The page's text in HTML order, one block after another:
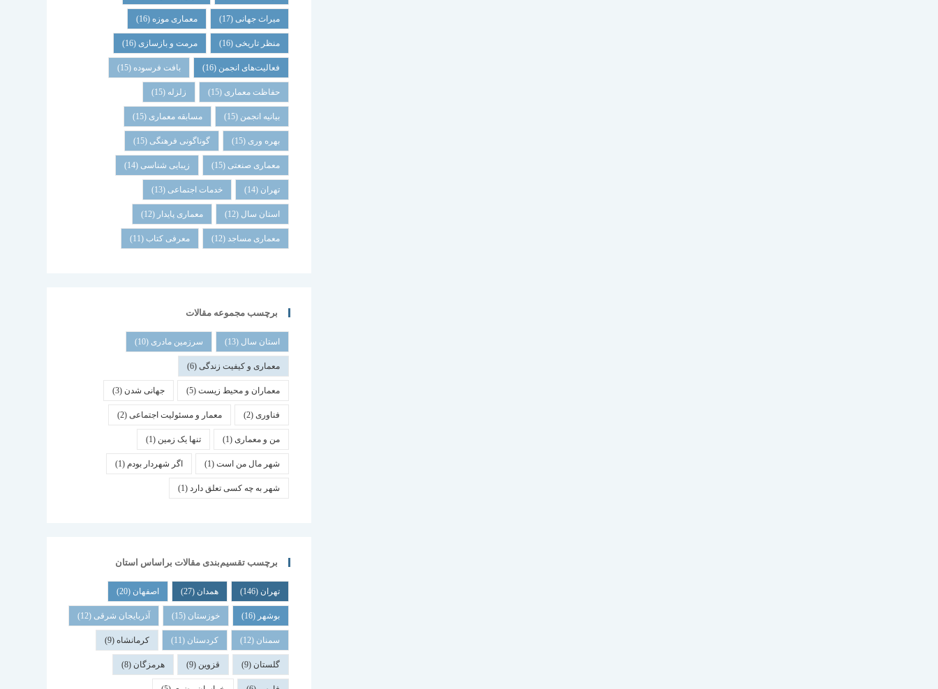
میراث جهانی(17) معماری موزه (16)
منظر تاریخی(16) مرمت و بازسازی(16)
فعالیت‌های انجمن (16) بافت فرسوده (15)
حفاظت معماری (15) زلزله (15)
بیانیه انجمن (15) مسابقه معماری (15)
بهره وری (15) گوناگونی فرهنگی (15)
معماری صنعتی (15) زیبایی شناسی (14)
تهران (14) خدمات اجتماعی (13)
استان سال (12) معماری پایدار (12)
معماری مساجد(12) معرفی کتاب (11)
برچسب مجموعه مقالات
استان سال (13) سرزمین مادری (10)
معماری و کیفیت زندگی(6)
معماران و محیط زیست(5) جهانی شدن (3)
فناوری(2) معمار و مسئولیت اجتماعی(2)
من و معماری(1) تنها یک زمین (1)
شهر مال من است(1) اگر شهردار بودم (1)
شهر به چه کسی تعلق دارد(1)
برچسب تقسیم‌بندی مقالات براساس استان
تهران (146) همدان (27) اصفهان (20)
بوشهر (16) خوزستان (15) آذربایجان شرقی (12)
سمنان (12) کردستان (11) کرمانشاه(9)
گلستان (9) قزوین (9) هرمزگان (8)